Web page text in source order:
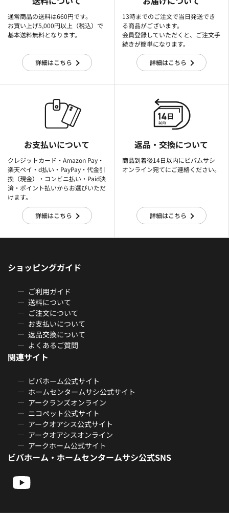
通常商品の送料は660円です。
お買い上げ5,000円以上（税込）で
基本送料無料となります。
詳細はこちら
13時までのご注文で当日発送でき
る商品がございます。
会員登録していただくと、ご注文手
続きが簡単になります。
詳細はこちら
お支払いについて
クレジットカード・Amazon Pay・
楽天ぺイ・d払い・PayPay・代金引
換（現金）・コンビニ払い・Paid決
済・ポイント払いからお選びいただ
けます。
詳細はこちら
返品・交換について
商品到着後14日以内にビバムサシ
オンライン宛てにご連絡ください。
詳細はこちら
ショッピングガイド
ご利用ガイド
送料について
ご注文について
お支払いについて
返品交換について
よくあるご質問
関連サイト
ビバホーム公式サイト
ホームセンタームサシ公式サイト
アークランズオンライン
ニコペット公式サイト
アークオアシス公式サイト
アークオアシスオンライン
アークホーム公式サイト
ビバホーム・ホームセンタームサシ公式SNS